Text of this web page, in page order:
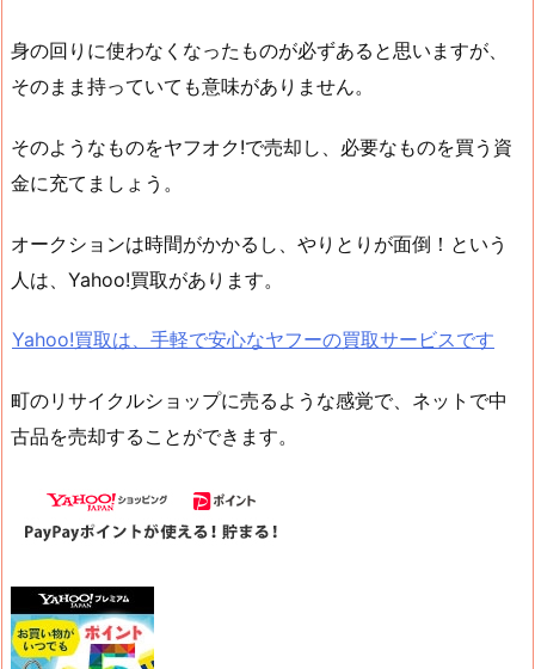
身の回りに使わなくなったものが必ずあると思いますが、
そのまま持っていても意味がありません。
そのようなものをヤフオク!で売却し、必要なものを買う資
金に充てましょう。
オークションは時間がかかるし、やりとりが面倒！という
人は、Yahoo!買取があります。
Yahoo!買取は、手軽で安心なヤフーの買取サービスです
町のリサイクルショップに売るような感覚で、ネットで中
古品を売却することができます。